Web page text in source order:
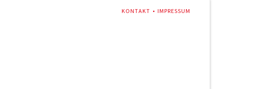
NAVIGATION
KONTAKT IMPRESSUM